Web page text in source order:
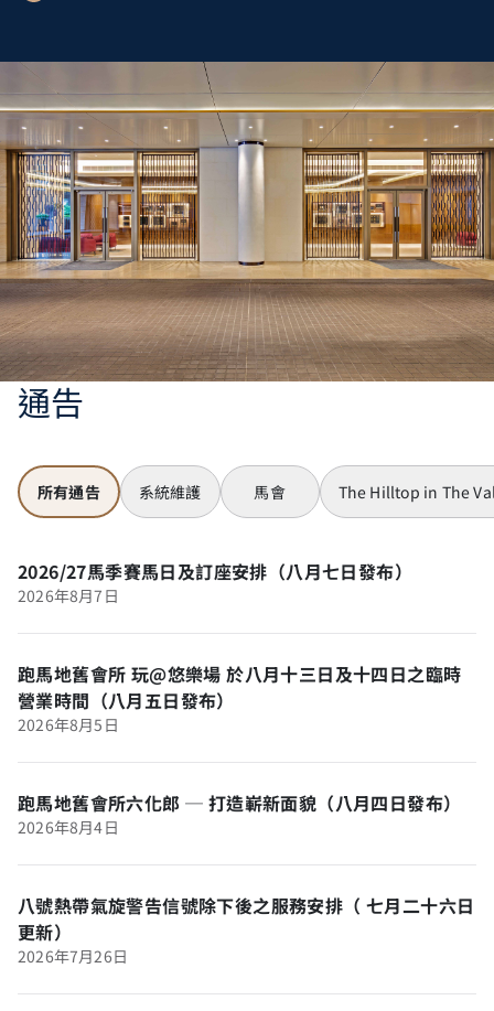
通告
所有通告 系統維護 馬會 The Hilltop in The
2026/27馬季賽馬日及訂座安排（八月七日發布）
2026年8月7日
跑馬地舊會所 玩@悠樂場 於八月十三日及十四日之臨時
營業時間（八月五日發布）
2026年8月5日
跑馬地舊會所六化郎 ─ 打造嶄新面貌（八月四日發布）
2026年8月4日
八號熱帶氣旋警告信號除下後之服務安排（ 七月二十六日
更新）
2026年7月26日